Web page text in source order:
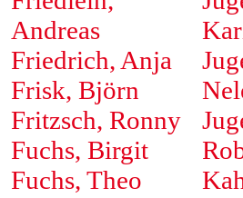
Andreas
Friedrich, Anja
Frisk, Björn
Fritzsch, Ronny
Fuchs, Birgit
Fuchs, Theo